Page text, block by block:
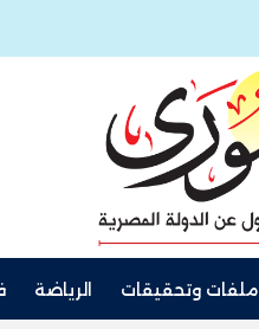
ملفات وتحقيقات الرياضة